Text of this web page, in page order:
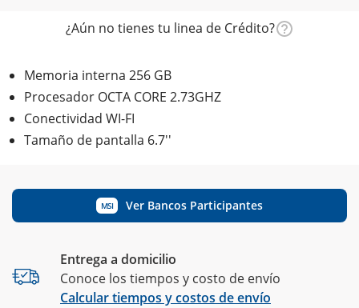
¿Aún no tienes tu linea de Crédito?
Memoria interna 256 GB
Procesador OCTA CORE 2.73GHZ
Conectividad WI-FI
Tamaño de pantalla 6.7''
MSI Ver Bancos Participantes
Entrega a domicilio
Conoce los tiempos y costo de envío
Calcular tiempos y costos de envío